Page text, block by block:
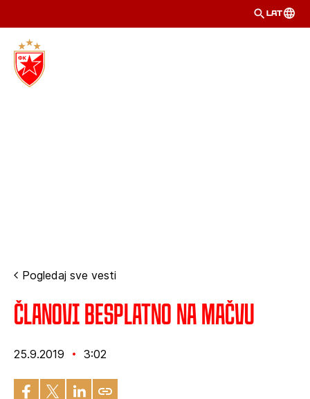
LAT
Pogledaj sve vesti
Članovi besplatno na Mačvu
25.9.2019 3:02